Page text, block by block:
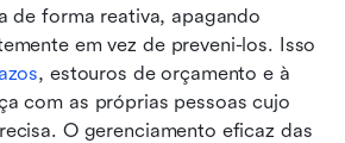
de forma reativa, apagando
em vez de preveni-los. Isso
, estouros de orçamento e à
com as próprias pessoas cujo
O gerenciamento eficaz das